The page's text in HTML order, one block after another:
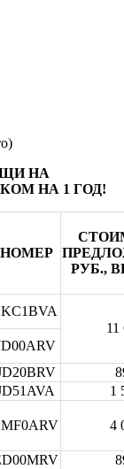
НА
НА 1 ГОД!
РУБ.,
11
1
4